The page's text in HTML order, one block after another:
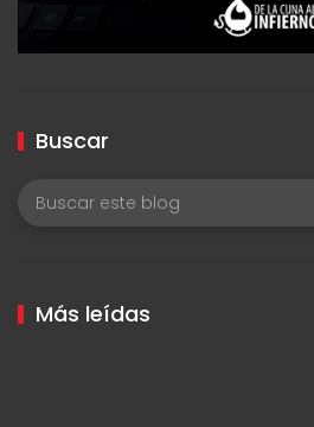
Buscar
Más leídas